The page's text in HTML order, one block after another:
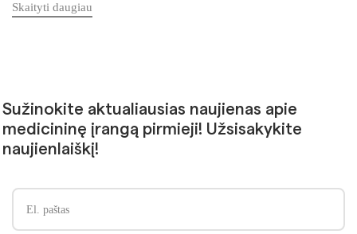
Skaityti daugiau
Sužinokite aktualiausias naujienas apie
medicininę įrangą pirmieji! Užsisakykite
naujienlaiškį!